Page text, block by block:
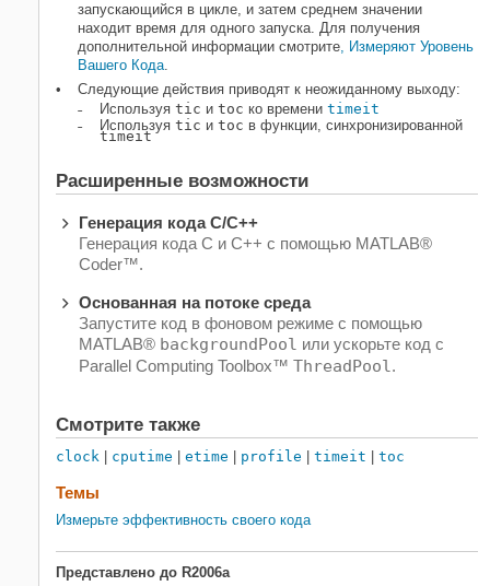
запускающийся в цикле, и затем среднем значении
находит время для одного запуска. Для получения
дополнительной информации смотрите, Измеряют Уровень
Вашего Кода.
Следующие действия приводят к неожиданному выходу:
Используя tic и toc ко времени timeit
Используя tic и toc в функции, синхронизированной
timeit
Расширенные возможности
Генерация кода C/C++
Генерация кода C и C++ с помощью MATLAB®
Coder™.
Основанная на потоке среда
Запустите код в фоновом режиме с помощью
MATLAB® backgroundPool или ускорьте код с
Parallel Computing Toolbox™ ThreadPool.
Смотрите также
clock cputime etime profile timeit toc
Темы
Измерьте эффективность своего кода
Представлено до R2006a